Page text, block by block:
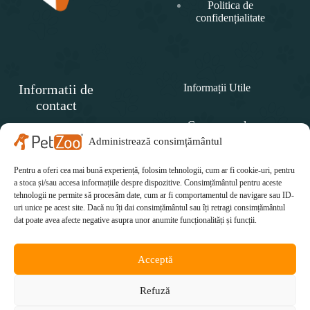
Administrează consimțământul
Pentru a oferi cea mai bună experiență, folosim tehnologii, cum ar fi cookie-uri, pentru
a stoca și/sau accesa informațiile despre dispozitive. Consimțământul pentru aceste
tehnologii ne permite să procesăm date, cum ar fi comportamentul de navigare sau ID-
uri unice pe acest site. Dacă nu îți dai consimțământul sau îți retragi consimțământul
dat poate avea afecte negative asupra unor anumite funcționalități și funcții.
Acceptă
Refuză
Politica de
confidențialitate
Informatii de
contact
PET
Telefon:
0771 415 812
Email:
Informații Utile
Cum comand
Politica de retur
Cum plătesc
Cum se livrează